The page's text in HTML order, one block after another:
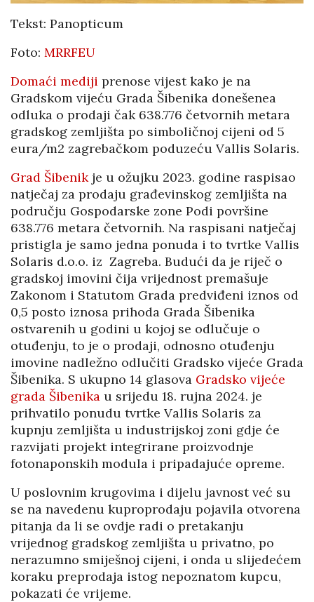
Tekst: Panopticum
Foto: MRRFEU
Domaći mediji prenose vijest kako je na
Gradskom vijeću Grada Šibenika donešenea
odluka o prodaji čak 638.776 četvornih metara
gradskog zemljišta po simboličnoj cijeni od 5
eura/m2 zagrebačkom poduzeću Vallis Solaris.
Grad Šibenikje u ožujku 2023. godine raspisao
natječaj za prodaju građevinskog zemljišta na
području Gospodarske zone Podi površine
638.776 metara četvornih. Na raspisani natječaj
pristigla je samo jedna ponuda i to tvrtke Vallis
Solaris d.o.o. iz Zagreba. Budući da je riječ o
gradskoj imovini čija vrijednost premašuje
Zakonom i Statutom Grada predviđeni iznos od
0,5 posto iznosa prihoda Grada Šibenika
ostvarenih u godini u kojoj se odlučuje o
otuđenju, to je o prodaji, odnosno otuđenju
imovine nadležno odlučiti Gradsko vijeće Grada
Šibenika. S ukupno 14 glasova Gradsko vijeće
grada Šibenika u srijedu 18. rujna 2024. je
prihvatilo ponudu tvrtke Vallis Solaris za
kupnju zemljišta u industrijskoj zoni gdje će
razvijati projekt integrirane proizvodnje
fotonaponskih modula i pripadajuće opreme.
U poslovnim krugovima i dijelu javnost već su
se na navedenu kuproprodaju pojavila otvorena
pitanja da li se ovdje radi o pretakanju
vrijednog gradskog zemljišta u privatno, po
nerazumno smiješnoj cijeni, i onda u slijedećem
koraku preprodaja istog nepoznatom kupcu,
pokazati će vrijeme.